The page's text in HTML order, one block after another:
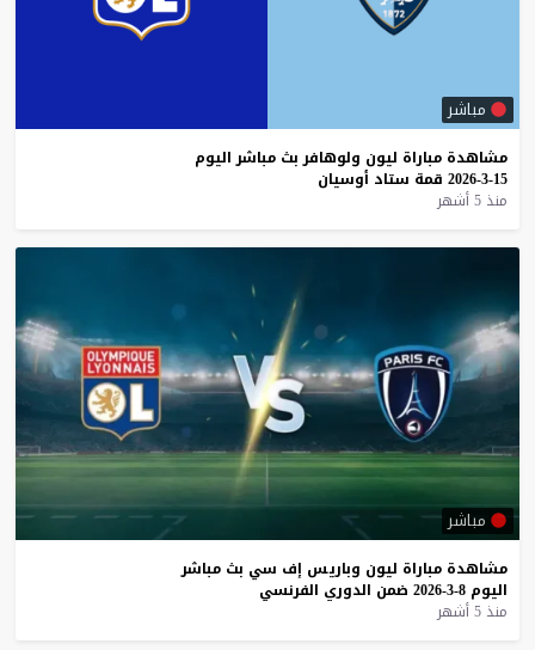
مباشر
مشاهدة مباراة ليون ولوهافر بث مباشر اليوم
15-3-2026
قمة ستاد أوسيان
منذ 5 أشهر
مباشر
مشاهدة مباراة ليون وباريس إف سي بث مباشر
اليوم 8-3-2026 ضمن الدوري الفرنسي
منذ 5 أشهر